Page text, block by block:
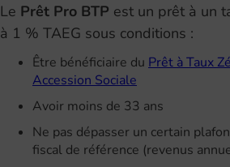
Le Prêt Pro BTP est un prêt à un
à 1 % TAEG sous conditions :
Être bénéficiaire du Prêt à Taux
Accession Sociale
Avoir moins de 33 ans
Ne pas dépasser un certain
fiscal de référence (revenus